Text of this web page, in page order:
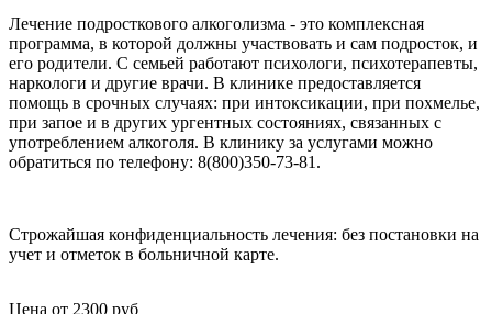
Лечение подросткового алкоголизма - это комплексная
программа, в которой должны участвовать и сам подросток, и
его родители. С семьей работают психологи, психотерапевты,
наркологи и другие врачи. В клинике предоставляется
помощь в срочных случаях: при интоксикации, при похмелье,
при запое и в других ургентных состояниях, связанных с
употреблением алкоголя. В клинику за услугами можно
обратиться по телефону: 8(800)350-73-81.
Строжайшая конфиденциальность лечения: без постановки на
учет и отметок в больничной карте.
Цена от 2300 руб